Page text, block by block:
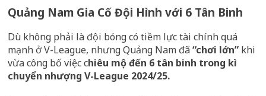
Quảng Nam Gia Cố Đội Hình với 6 Tân Binh
Dù không phải là đội bóng có tiềm lực tài chính quá
mạnh ở V-League, nhưng Quảng Nam đã“chơi lớn” khi
vừa công bố việc chiêu mộ đến 6 tân binh trong kì
chuyển nhượng V-League 2024/25.